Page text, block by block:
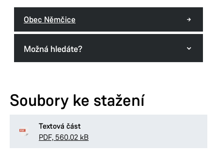
Obec Němčice
Možná hledáte?
Soubory ke stažení
Textová část
PDF, 560.02 kB